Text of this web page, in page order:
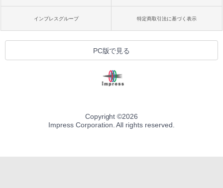
インプレスグループ 特定商取引法に基づく表示
PC版で見る
Copyright ©2026
Impress Corporation. All rights reserved.